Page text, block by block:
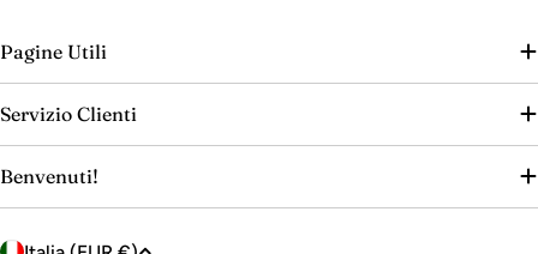
Pagine Utili
Servizio Clienti
Benvenuti!